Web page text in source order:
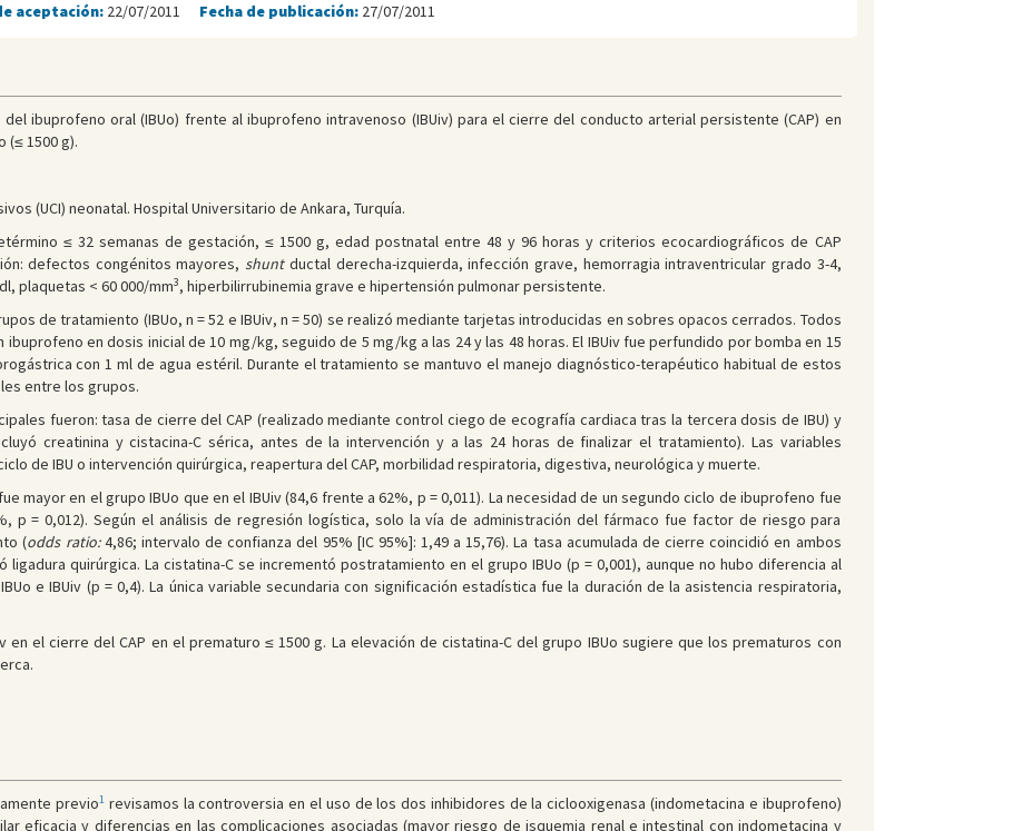
aceptación: 22/07/2011 Fecha de publicación: 27/07/2011
ibuprofeno oral (IBUo) frente al ibuprofeno intravenoso (IBUiv) para el cierre del conducto arterial persistente (CAP) en
(≤ 1500 g).
(UCI) neonatal. Hospital Universitario de Ankara, Turquía.
≤ 32 semanas de gestación, ≤ 1500 g, edad postnatal entre 48 y 96 horas y criterios ecocardiográficos de CAP
defectos congénitos mayores,shunt ductal derecha-izquierda, infección grave, hemorragia intraventricular grado 3-4,
plaquetas < 60 000/mm3, hiperbilirrubinemia grave e hipertensión pulmonar persistente.
de tratamiento (IBUo, n = 52 e IBUiv, n = 50) se realizó mediante tarjetas introducidas en sobres opacos cerrados. Todos
ibuprofeno en dosis inicial de 10 mg/kg, seguido de 5 mg/kg a las 24 y las 48 horas. El IBUiv fue perfundido por bomba en 15
con 1 ml de agua estéril. Durante el tratamiento se mantuvo el manejo diagnóstico-terapéutico habitual de estos
entre los grupos.
fueron: tasa de cierre del CAP (realizado mediante control ciego de ecografía cardiaca tras la tercera dosis de IBU) y
creatinina y cistacina-C sérica, antes de la intervención y a las 24 horas de finalizar el tratamiento). Las variables
de IBU o intervención quirúrgica, reapertura del CAP, morbilidad respiratoria, digestiva, neurológica y muerte.
mayor en el grupo IBUo que en el IBUiv (84,6 frente a 62%, p = 0,011). La necesidad de un segundo ciclo de ibuprofeno fue
p = 0,012). Según el análisis de regresión logística, solo la vía de administración del fármaco fue factor de riesgo para
(odds ratio:4,86; intervalo de confianza del 95% [IC 95%]: 1,49 a 15,76). La tasa acumulada de cierre coincidió en ambos
quirúrgica. La cistatina-C se incrementó postratamiento en el grupo IBUo (p = 0,001), aunque no hubo diferencia al
e IBUiv (p = 0,4). La única variable secundaria con significación estadística fue la duración de la asistencia respiratoria,
en el cierre del CAP en el prematuro ≤ 1500 g. La elevación de cistatina-C del grupo IBUo sugiere que los prematuros con
previo1 revisamos la controversia en el uso de los dos inhibidores de la ciclooxigenasa (indometacina e ibuprofeno)
eficacia y diferencias en las complicaciones asociadas (mayor riesgo de isquemia renal e intestinal con indometacina y